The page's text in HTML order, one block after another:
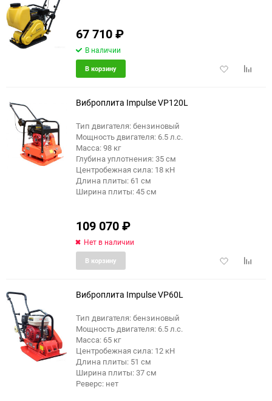
67 710₽
В наличии
Добавить
В корзину
Виброплита Impulse VP120L
Тип двигателя: бензиновый
Мощность двигателя: 6.5 л.с.
Масса: 98 кг
Глубина уплотнения: 35 см
Центробежная сила: 18 кН
Длина плиты: 61 см
Ширина плиты: 45 см
109 070₽
Нет в наличии
Добавить
В корзину
Виброплита Impulse VP60L
Тип двигателя: бензиновый
Мощность двигателя: 6.5 л.с.
Масса: 65 кг
Центробежная сила: 12 кН
Длина плиты: 51 см
Ширина плиты: 37 см
Реверс: нет